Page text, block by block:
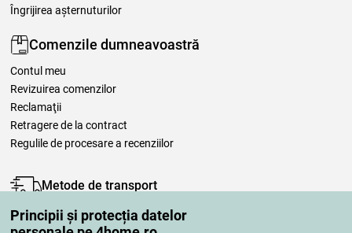
Principii și protecția datelor
Îngrijirea așternuturilor
Comenzile dumneavoastră
Contul meu
Revizuirea comenzilor
Reclamaţii
Retragere de la contract
Regulile de procesare a recenziilor
Metode de transport